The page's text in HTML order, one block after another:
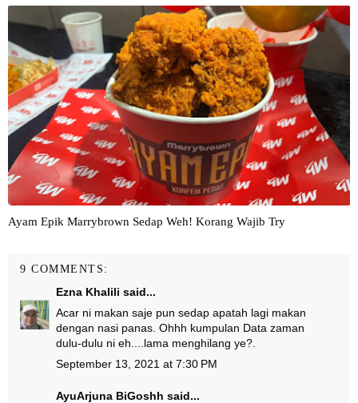
Ayam Epik Marrybrown Sedap Weh! Korang Wajib Try
9 COMMENTS:
Ezna Khalili said...
Acar ni makan saje pun sedap apatah lagi makan
dengan nasi panas. Ohhh kumpulan Data zaman
dulu-dulu ni eh....lama menghilang ye?.
September 13, 2021 at 7:30 PM
AyuArjuna BiGoshh said...